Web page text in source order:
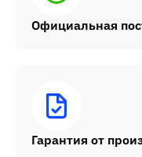
Официальная
Гарантия от